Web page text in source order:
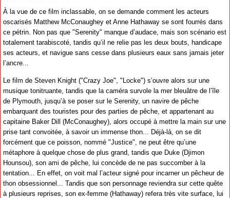
À la vue de ce film inclassable, on se demande comment les acteurs
oscarisés Matthew McConaughey et Anne Hathaway se sont fourrés dans
ce pétrin. Non pas que "Serenity" manque d’audace, mais son scénario est
totalement tarabiscoté, tandis qu’il ne relie pas les deux bouts, handicape
ses acteurs, et navigue sans cesse dans plusieurs eaux sans jamais jeter
l’ancre...
Le film de Steven Knight ("Crazy Joe", "Locke") s’ouvre alors sur une
musique tonitruante, tandis que la caméra survole la mer bleuâtre de l’île
de Plymouth, jusqu’à se poser sur le Serenity, un navire de pêche
embarquant des touristes pour des parties de pêche, et appartenant au
capitaine Baker Dill (McConaughey), alors occupé à mettre la main sur une
prise tant convoitée, à savoir un immense thon... Déjà-là, on se dit
forcément que ce poisson, nommé "Justice", ne peut être qu’une
métaphore à quelque chose de plus grand, tandis que Duke (Djimon
Hounsou), son ami de pêche, lui concède de ne pas succomber à la
tentation... En effet, on voit mal l’acteur signé pour incarner un pêcheur de
thon obsessionnel... Tandis que son personnage reviendra sur cette quête
à plusieurs reprises, son ex-femme (Hathaway) refera très vite surface, lui